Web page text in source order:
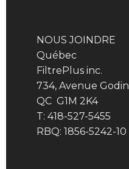
NOUS JOINDRE
Québec
FiltrePlus inc.
734, Avenue Godin
QC G1M 2K4
T: 418-527-5455
RBQ: 1856-5242-10